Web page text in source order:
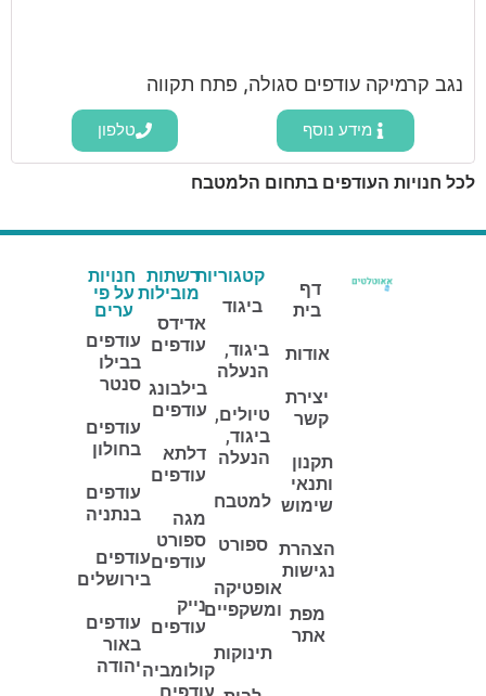
נגב קרמיקה עודפים סגולה, פתח תקווה
מידע נוסף טלפון
לכל חנויות העודפים בתחום הלמטבח
דף
בית
אודות
יצירת
קשר
תקנון
ותנאי
שימוש
הצהרת
נגישות
מפת
אתר
קטגוריות
ביגוד
ביגוד,
הנעלה
טיולים,
ביגוד,
הנעלה
למטבח
ספורט
אופטיקה
ומשקפיים
תינוקות
רשתות
מובילות
אדידס
עודפים
בילבונג
עודפים
דלתא
עודפים
מגה
ספורט
עודפים
נייק
עודפים
קולומביה
חנויות
על פי
ערים
עודפים
בבילו
סנטר
עודפים
בחולון
עודפים
בנתניה
עודפים
בירושלים
עודפים
באור
יהודה